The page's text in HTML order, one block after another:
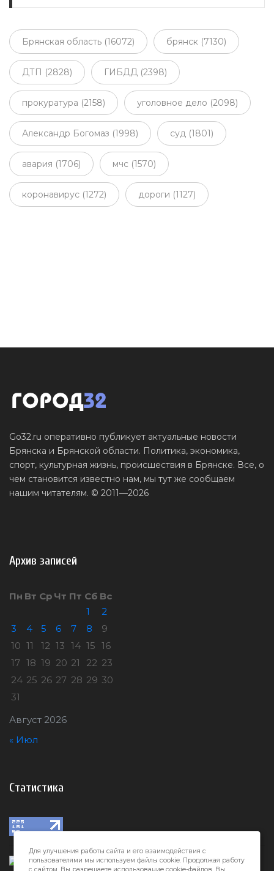
Брянская область (16072) брянск (7130)
ДТП (2828) ГИБДД (2398)
прокуратура (2158) уголовное дело (2098)
Александр Богомаз (1998) суд (1801)
авария (1706) мчс (1570)
коронавирус (1272) дороги (1127)
Go32.ru оперативно публикует актуальные новости
Брянска и Брянской области. Политика, экономика,
спорт, культурная жизнь, происшествия в Брянске. Все, о
чем становится известно нам, мы тут же сообщаем
нашим читателям. © 2011—2026
Архив записей
Август 2026
Пн Вт Ср Чт Пт Сб Вс
1
2
3
4 5 6 7 8
9
10 11 12 13 14 15 16
17 18 19 20 21 22 23
24 25 26 27 28 29 30
31
« Июл
Статистика
Для улучшения работы сайта и его взаимодействия с
пользователями мы используем файлы cookie. Продолжая работу